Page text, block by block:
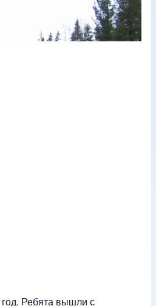
Ребята вышли с